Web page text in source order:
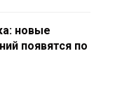
новые
появятся по